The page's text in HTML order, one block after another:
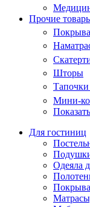
Прочие
Шторы
Тапочки
Мини-
Для гостиниц
Одеяла